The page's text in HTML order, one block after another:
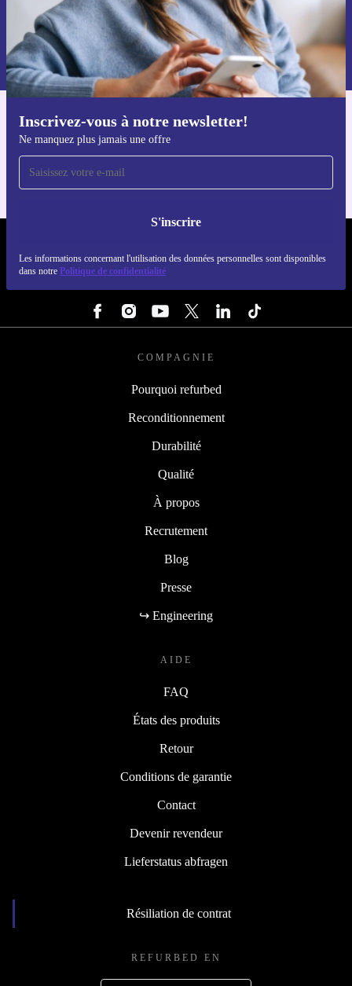
Inscrivez-vous à notre newsletter!
Ne manquez plus jamais une offre
S'inscrire
Les informations concernant l'utilisation des données personnelles sont disponibles
dans notre Politique de confidentialité
S'inscrire
Retrouvez les informations sur l'utilisation des données personnelles
dans notre
politique de confidentialité.
Téléchargez l'application refurbed
Pour iOS et Android
COMPAGNIE
Pourquoi refurbed
Reconditionnement
Durabilité
Qualité
À propos
Recrutement
Blog
Presse
↪ Engineering
AIDE
FAQ
États des produits
Retour
Conditions de garantie
Contact
Devenir revendeur
Lieferstatus abfragen
Résiliation de contrat
REFURBED EN